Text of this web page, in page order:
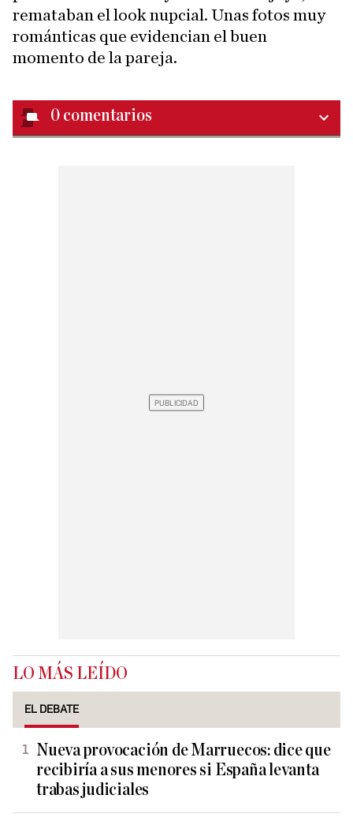
remataban el look nupcial. Unas fotos muy
románticas que evidencian el buen
momento de la pareja.
0 comentarios
LO MÁS LEÍDO
EL DEBATE
Nueva provocación de Marruecos: dice que
recibiría a sus menores si España levanta
trabas judiciales